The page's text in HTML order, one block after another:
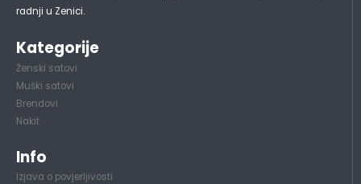
radnji u Zenici.
Kategorije
Ženski satovi
Muški satovi
Brendovi
Nakit
Info
Izjava o povjerljivosti